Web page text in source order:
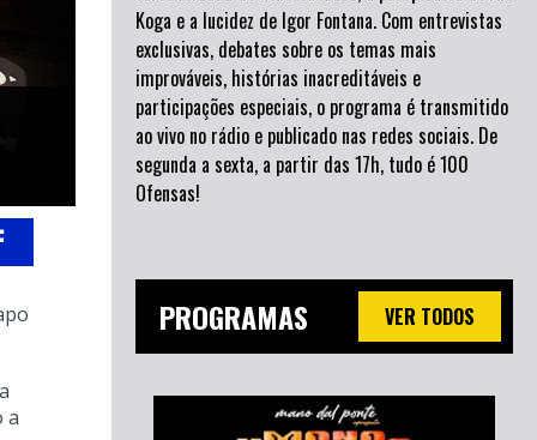
a
Koga e a lucidez de Igor Fontana. Com entrevistas
exclusivas, debates sobre os temas mais
improváveis, histórias inacreditáveis e
participações especiais, o programa é transmitido
ao vivo no rádio e publicado nas redes sociais. De
segunda a sexta, a partir das 17h, tudo é 100
Ofensas!
PROGRAMAS VER TODOS